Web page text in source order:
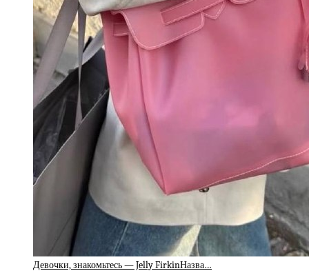
Девочки, знакомьтесь — Jelly FirkinНазва…